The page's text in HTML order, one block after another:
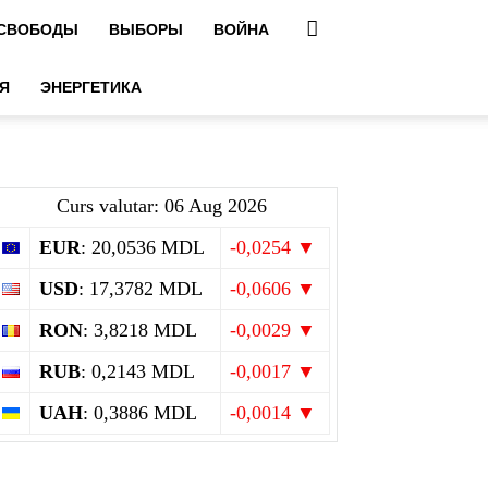
ВЫБОРЫ ВОЙНА
ЭНЕРГЕТИКА
Curs valutar: 06 Aug 2026
EUR: 20,0536 MDL
-0,0254 ▼
USD: 17,3782 MDL
-0,0606 ▼
RON: 3,8218 MDL
-0,0029 ▼
RUB: 0,2143 MDL
-0,0017 ▼
UAH: 0,3886 MDL -0,0014 ▼